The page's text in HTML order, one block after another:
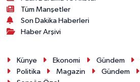
Tüm Manşetler
Son Dakika Haberleri
Haber Arşivi
Künye Ekonomi Gündem
Politika
Magazin Gündem